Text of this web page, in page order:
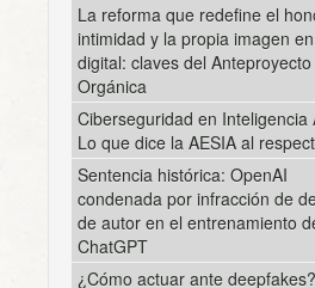
La reforma que redefine el
intimidad y la propia imagen
digital: claves del
Orgánica
Ciberseguridad en Inteligencia
Lo que dice la AESIA al
Sentencia histórica: OpenAI
condenada por infracción de
de autor en el entrenamiento
ChatGPT
¿Cómo actuar ante deepfakes?